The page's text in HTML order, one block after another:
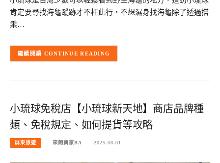
肯定要尋找海龜蹤跡才不枉此行，不想濕身找海龜除了透過搭
乘…
CONTINUE READING
小琉球免稅店【小琉球新天地】商店品牌種
類、免稅規定、如何提貨等攻略
屏東旅遊 來飽寶家BA 2025-08-01